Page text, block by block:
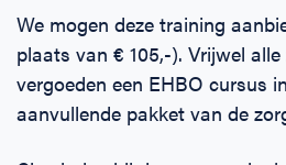
We mogen deze training
plaats van € 105,-). Vrijwel
vergoeden een EHBO cursus
aanvullende pakket van de